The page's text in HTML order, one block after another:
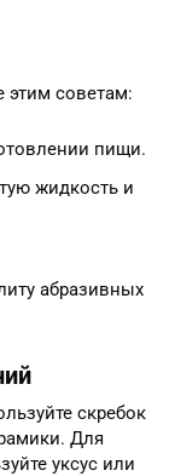
этим советам:
пищи.
жидкость и
абразивных
скребок
Для
уксус или